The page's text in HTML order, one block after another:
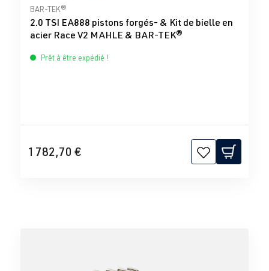
Note moyenne de 0 sur 5 étoiles
BAR-TEK®
2.0 TSI EA888 pistons forgés- & Kit de bielle en
acier Race V2 MAHLE & BAR-TEK®
Prêt à être expédié !
1 782,70 €